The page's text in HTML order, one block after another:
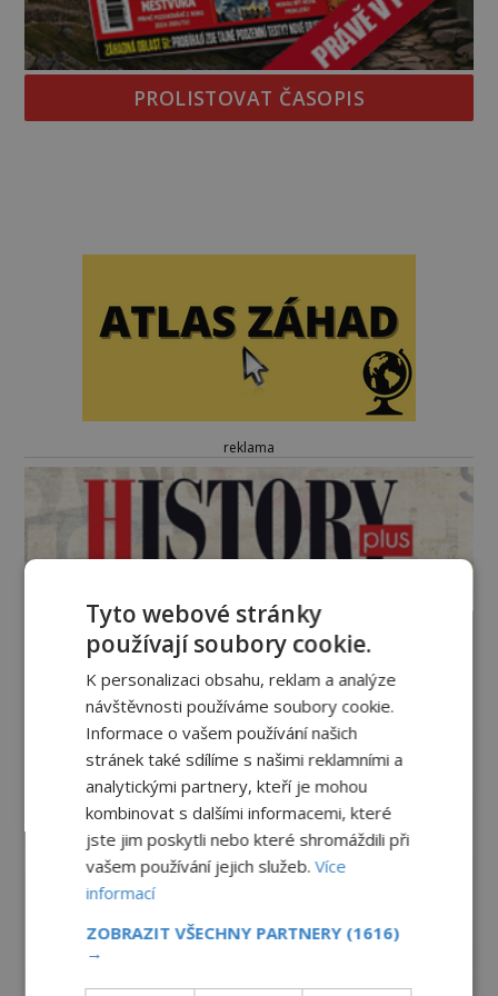
PROLISTOVAT ČASOPIS
reklama
Tyto webové stránky
používají soubory cookie.
K personalizaci obsahu, reklam a analýze
návštěvnosti používáme soubory cookie.
Informace o vašem používání našich
stránek také sdílíme s našimi reklamními a
analytickými partnery, kteří je mohou
kombinovat s dalšími informacemi, které
jste jim poskytli nebo které shromáždili při
vašem používání jejich služeb.Více
informací
ZOBRAZIT VŠECHNY PARTNERY (1616)
→